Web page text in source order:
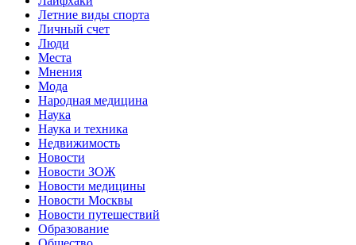
Летние виды спорта
Личный счет
Люди
Места
Мнения
Мода
Народная медицина
Наука
Наука и техника
Недвижимость
Новости
Новости ЗОЖ
Новости медицины
Новости Москвы
Новости путешествий
Образование